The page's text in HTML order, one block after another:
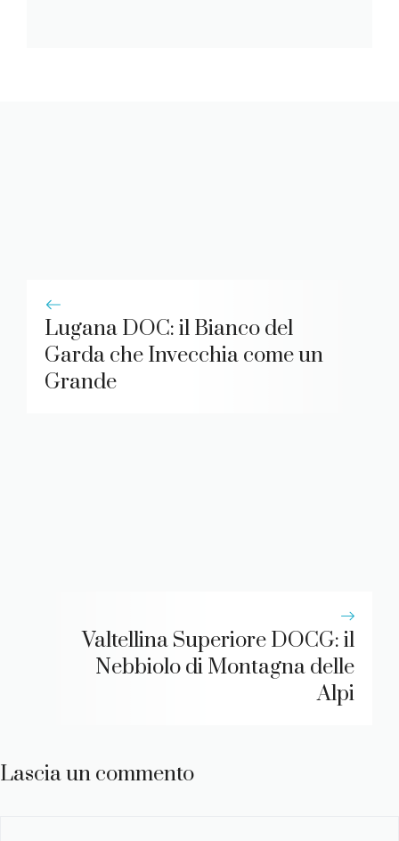
Lugana DOC: il Bianco del
Garda che Invecchia come un
Grande
Valtellina Superiore DOCG: il
Nebbiolo di Montagna delle
Alpi
Lascia un commento